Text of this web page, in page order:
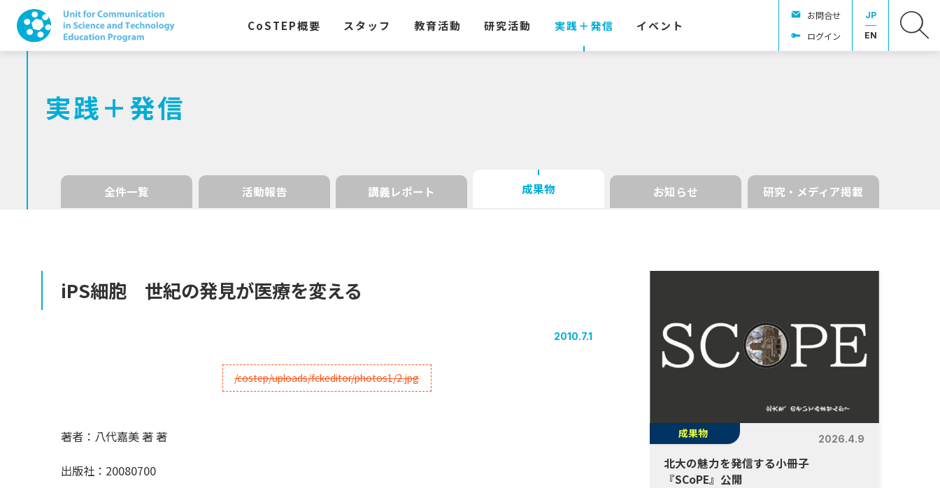
CoSTEP概要 スタッフ 教育活動 研究活動 実践＋発信 イベント
お問合せ
ログイン
JP
EN
実践＋発信
全件一覧 活動報告 講義レポート 成果物 お知らせ 研究・メディア掲載
iPS細胞 世紀の発見が医療を変える
2010.7.1
著者：八代嘉美 著 著
出版社：20080700
成果物 2026.4.9
北大の魅力を発信する小冊子
『SCoPE』公開